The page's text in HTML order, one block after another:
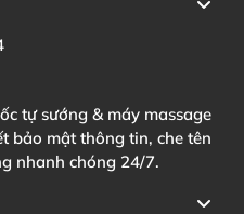
tự sướng & máy massage
bảo mật thông tin, che tên
nhanh chóng 24/7.